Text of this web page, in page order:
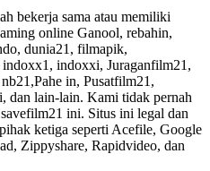
bekerja sama atau memiliki
online Ganool, rebahin,
dunia21, filmapik,
indoxxi, Juraganfilm21,
in, Pusatfilm21,
dan lain-lain. Kami tidak pernah
ini. Situs ini legal dan
ketiga seperti Acefile, Google
Zippyshare, Rapidvideo, dan